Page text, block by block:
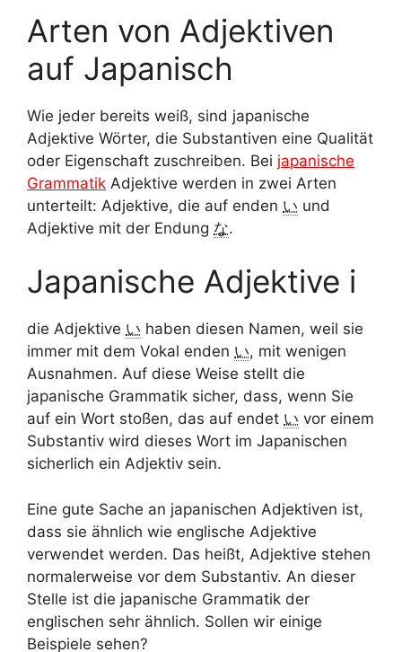
Arten von Adjektiven
auf Japanisch
Wie jeder bereits weiß, sind japanische
Adjektive Wörter, die Substantiven eine Qualität
oder Eigenschaft zuschreiben. Bei japanische
Grammatik Adjektive werden in zwei Arten
unterteilt: Adjektive, die auf enden い und
Adjektive mit der Endung な.
Japanische Adjektive i
die Adjektive い haben diesen Namen, weil sie
immer mit dem Vokal enden い, mit wenigen
Ausnahmen. Auf diese Weise stellt die
japanische Grammatik sicher, dass, wenn Sie
auf ein Wort stoßen, das auf endet い vor einem
Substantiv wird dieses Wort im Japanischen
sicherlich ein Adjektiv sein.
Eine gute Sache an japanischen Adjektiven ist,
dass sie ähnlich wie englische Adjektive
verwendet werden. Das heißt, Adjektive stehen
normalerweise vor dem Substantiv. An dieser
Stelle ist die japanische Grammatik der
englischen sehr ähnlich. Sollen wir einige
Beispiele sehen?